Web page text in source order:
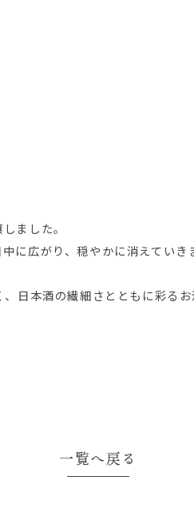
ました。
に広がり、穏やかに消えてい
日本酒の繊細さとともに彩るお
一覧へ戻る